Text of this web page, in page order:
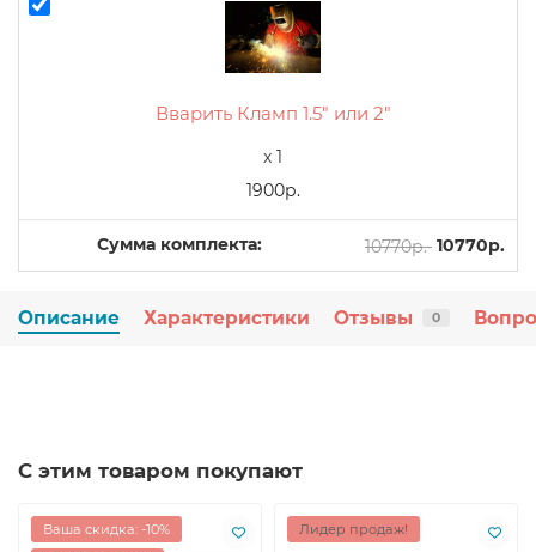
Вварить Кламп 1.5" или 2"
x 1
1900р.
Сумма комплекта: 10770р. 10770р.
Описание Характеристики Отзывы 0
С этим товаром покупают
Ваша скидка: -10%
Лидер продаж!